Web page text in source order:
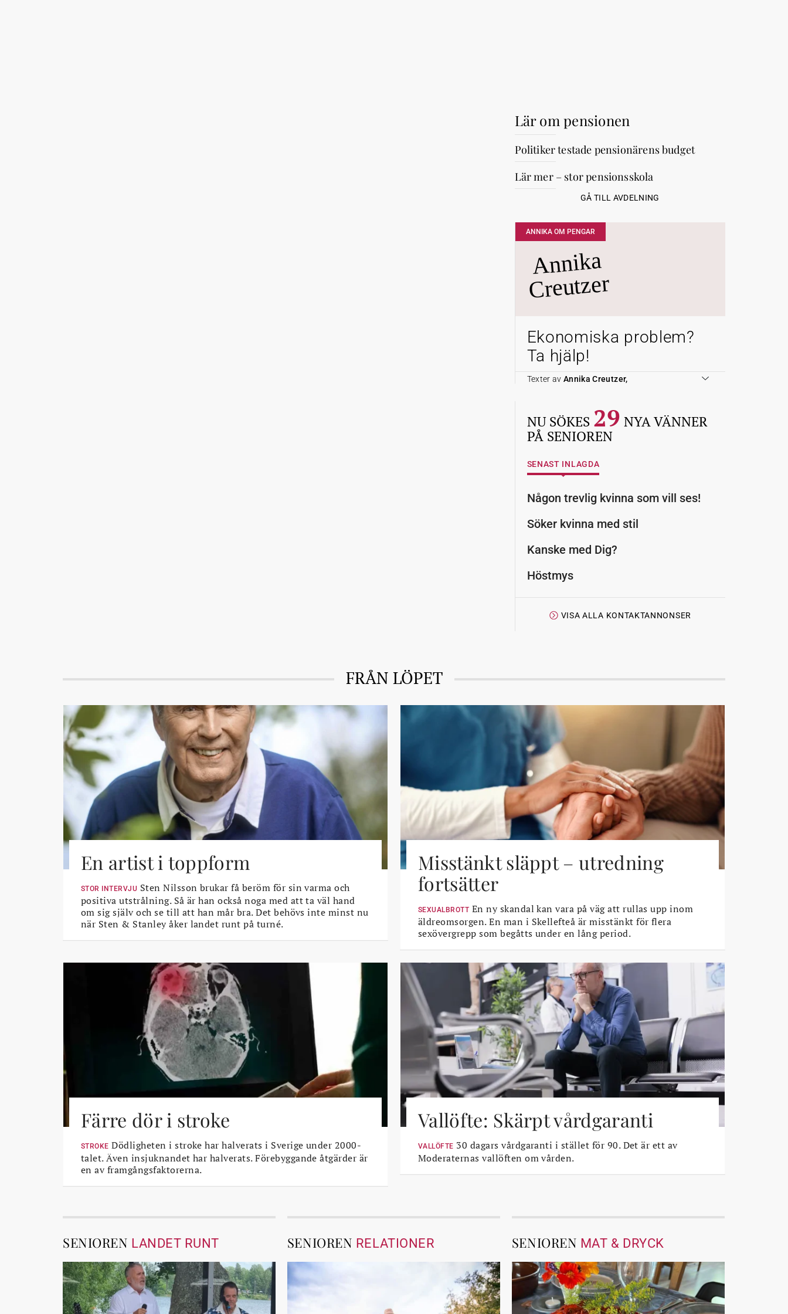
Lär om pensionen
Politiker testade pensionärens budget
Lär mer – stor pensionsskola
GÅ TILL AVDELNING
ANNIKA OM PENGAR
Annika
Creutzer
Ekonomiska problem?
Ta hjälp!
Texter av Annika Creutzer,
NU SÖKES 29 NYA VÄNNER
PÅ SENIOREN
SENAST INLAGDA
Någon trevlig kvinna som vill ses!
Söker kvinna med stil
Kanske med Dig?
Höstmys
VISA ALLA KONTAKTANNONSER
FRÅN LÖPET
En artist i toppform
STOR INTERVJU Sten Nilsson brukar få beröm för sin varma och
positiva utstrålning. Så är han också noga med att ta väl hand
om sig själv och se till att han mår bra. Det behövs inte minst nu
när Sten & Stanley åker landet runt på turné.
Misstänkt släppt – utredning
fortsätter
SEXUALBROTT En ny skandal kan vara på väg att rullas upp inom
äldreomsorgen. En man i Skellefteå är misstänkt för flera
sexövergrepp som begåtts under en lång period.
Färre dör i stroke
STROKE Dödligheten i stroke har halverats i Sverige under 2000-
talet. Även insjuknandet har halverats. Förebyggande åtgärder är
en av framgångsfaktorerna.
Vallöfte: Skärpt vårdgaranti
VALLÖFTE 30 dagars vårdgaranti i stället för 90. Det är ett av
Moderaternas vallöften om vården.
SENIOREN LANDET RUNT SENIOREN RELATIONER SENIOREN MAT & DRYCK